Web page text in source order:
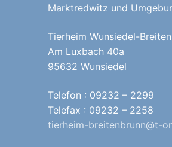
Marktredwitz und
Tierheim Wunsiedel-
Am Luxbach 40a
95632 Wunsiedel
Telefon : 09232 – 2299
Telefax : 09232 – 2258
tierheim-breitenbrunn@t-